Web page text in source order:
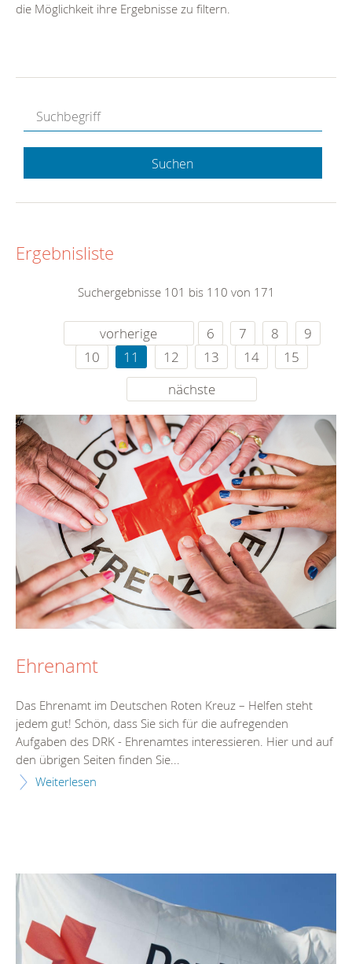
die Möglichkeit ihre Ergebnisse zu filtern.
Suchen
Ergebnisliste
Suchergebnisse 101 bis 110 von 171
vorherige 6 7 8
9
10
11 12 13 14
15
nächste
Ehrenamt
Das Ehrenamt im Deutschen Roten Kreuz – Helfen steht
jedem gut! Schön, dass Sie sich für die aufregenden
Aufgaben des DRK - Ehrenamtes interessieren. Hier und auf
den übrigen Seiten finden Sie...
Weiterlesen